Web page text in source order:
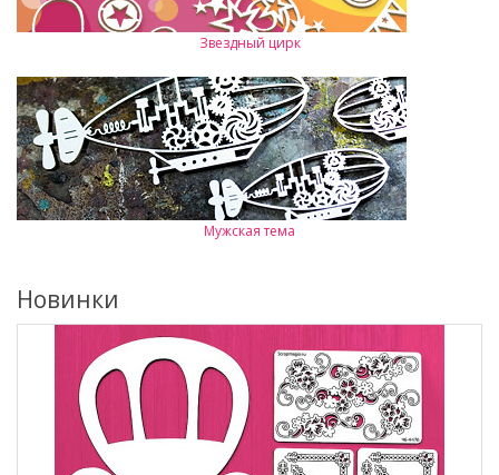
Звездный цирк
Мужская тема
Новинки